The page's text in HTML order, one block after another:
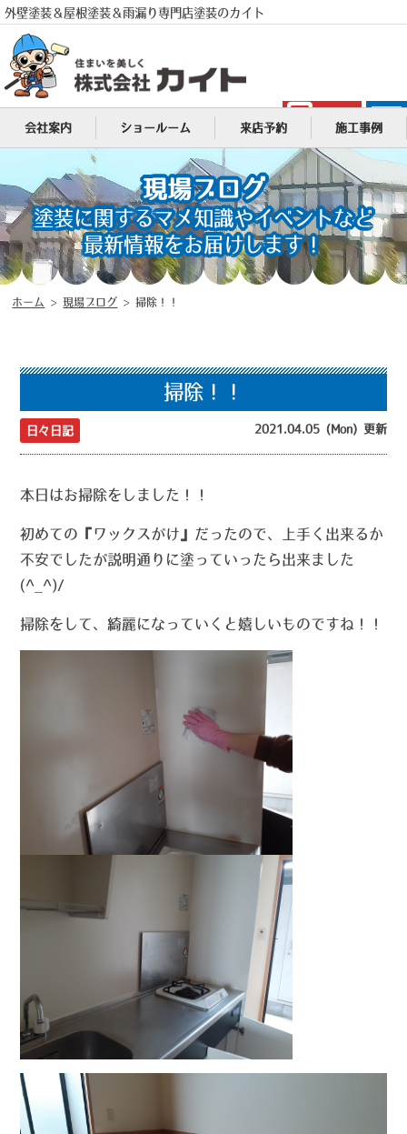
外壁塗装＆屋根塗装＆雨漏り専門店塗装のカイト
電話 MENU
会社案内 ショールーム 来店予約 施工事例
現場ブログ
塗装に関するマメ知識やイベントなど
最新情報をお届けします！
ホーム >現場ブログ >掃除！！
掃除！！
日々日記 2021.04.05 (Mon) 更新
本日はお掃除をしました！！
初めての『ワックスがけ』だったので、上手く出来るか
不安でしたが説明通りに塗っていったら出来ました
(^_^)/
掃除をして、綺麗になっていくと嬉しいものですね！！